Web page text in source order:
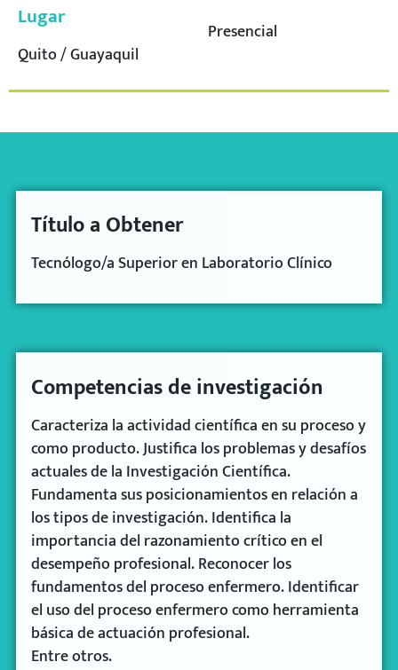
Lugar
Quito / Guayaquil
Presencial
Título a Obtener
Tecnólogo/a Superioren Laboratorio Clínico
Competencias de investigación
Caracteriza la actividad científica en su proceso y
como producto. Justifica los problemas y desafíos
actuales de la Investigación Científica.
Fundamenta sus posicionamientos en relación a
los tipos de investigación. Identifica la
importancia del razonamiento crítico en el
desempeño profesional. Reconocer los
fundamentos del proceso enfermero. Identificar
el uso del proceso enfermero como herramienta
básica de actuación profesional.
Entre otros.